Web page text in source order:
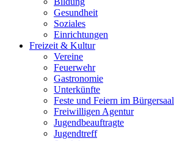
Gesundheit
Soziales
Einrichtungen
Freizeit & Kultur
Vereine
Feuerwehr
Gastronomie
Unterkünfte
Feste und Feiern im Bürgersaal
Freiwilligen Agentur
Jugendbeauftragte
Jugendtreff